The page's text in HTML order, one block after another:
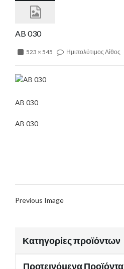
AB 030
523 × 545 Ημιπολύτιμος Λίθος
AB 030
AB 030
Previous Image
Κατηγορίες προϊόντων
Προτεινόμενα Προϊόντα